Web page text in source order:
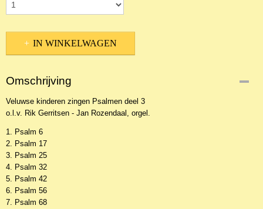
IN WINKELWAGEN
Omschrijving
Veluwse kinderen zingen Psalmen deel 3
o.l.v. Rik Gerritsen - Jan Rozendaal, orgel.
1. Psalm 6
2. Psalm 17
3. Psalm 25
4. Psalm 32
5. Psalm 42
6. Psalm 56
7. Psalm 68